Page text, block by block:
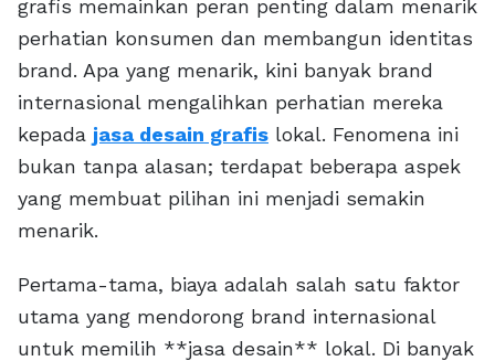
grafis memainkan peran penting dalam menarik
perhatian konsumen dan membangun identitas
brand. Apa yang menarik, kini banyak brand
internasional mengalihkan perhatian mereka
kepada jasa desain grafis lokal. Fenomena ini
bukan tanpa alasan; terdapat beberapa aspek
yang membuat pilihan ini menjadi semakin
menarik.
Pertama-tama, biaya adalah salah satu faktor
utama yang mendorong brand internasional
untuk memilih **jasa desain** lokal. Di banyak